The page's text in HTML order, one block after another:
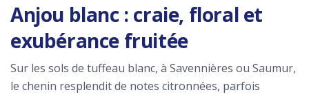
Anjou blanc : craie, floral et
exubérance fruitée
Sur les sols de tuffeau blanc, à Savennières ou Saumur,
le chenin resplendit de notes citronnées, parfois